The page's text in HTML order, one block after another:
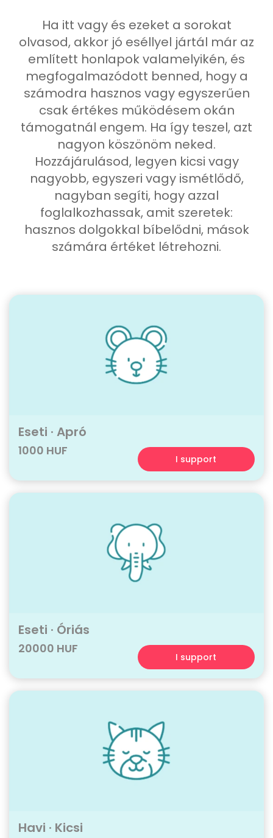
Ha itt vagy és ezeket a sorokat
olvasod, akkor jó eséllyel jártál már az
említett honlapok valamelyikén, és
megfogalmazódott benned, hogy a
számodra hasznos vagy egyszerűen
csak értékes működésem okán
támogatnál engem. Ha így teszel, azt
nagyon köszönöm neked.
Hozzájárulásod, legyen kicsi vagy
nagyobb, egyszeri vagy ismétlődő,
nagyban segíti, hogy azzal
foglalkozhassak, amit szeretek:
hasznos dolgokkal bíbelődni, mások
számára értéket létrehozni.
Eseti · Apró
1000 HUF
I support
Eseti · Óriás
20000 HUF
I support
Havi · Kicsi